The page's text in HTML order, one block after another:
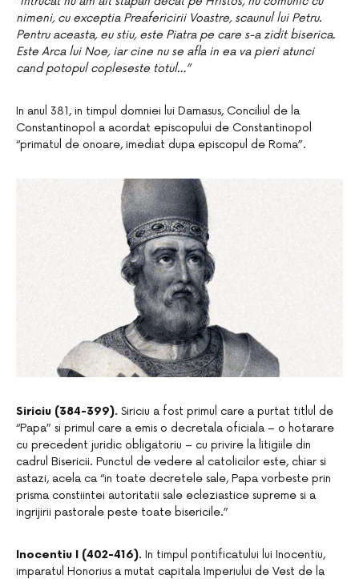
nimeni, cu exceptia Preafericirii Voastre, scaunul lui Petru.
Pentru aceasta, eu stiu, este Piatra pe care s-a zidit biserica.
Este Arca lui Noe, iar cine nu se afla in ea va pieri atunci
cand potopul copleseste totul…”
In anul 381, in timpul domniei lui Damasus, Conciliul de la
Constantinopol a acordat episcopului de Constantinopol
“primatul de onoare, imediat dupa episcopul de Roma”.
Siriciu (384-399). Siriciu a fost primul care a purtat titlul de
“Papa” si primul care a emis o decretala oficiala – o hotarare
cu precedent juridic obligatoriu – cu privire la litigiile din
cadrul Bisericii. Punctul de vedere al catolicilor este, chiar si
astazi, acela ca “in toate decretele sale, Papa vorbeste prin
prisma constiintei autoritatii sale ecleziastice supreme si a
ingrijirii pastorale peste toate bisericile.”
Inocentiu I (402-416). In timpul pontificatului lui Inocentiu,
imparatul Honorius a mutat capitala Imperiului de Vest de la